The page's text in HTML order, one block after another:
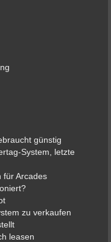
günstig
System, letzte
für Arcades
zu verkaufen
leasen